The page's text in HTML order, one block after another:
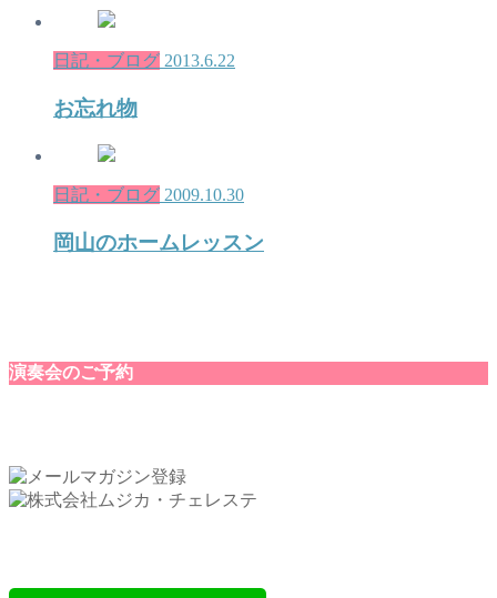
日記・ブログ 2013.6.22
お忘れ物
日記・ブログ 2009.10.30
岡山のホームレッスン
演奏会のご予約